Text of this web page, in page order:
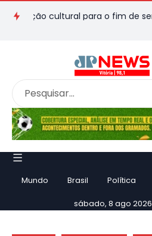
cultural para o fim de semana
Mundo Brasil Política
sábado, 8 ago 2026